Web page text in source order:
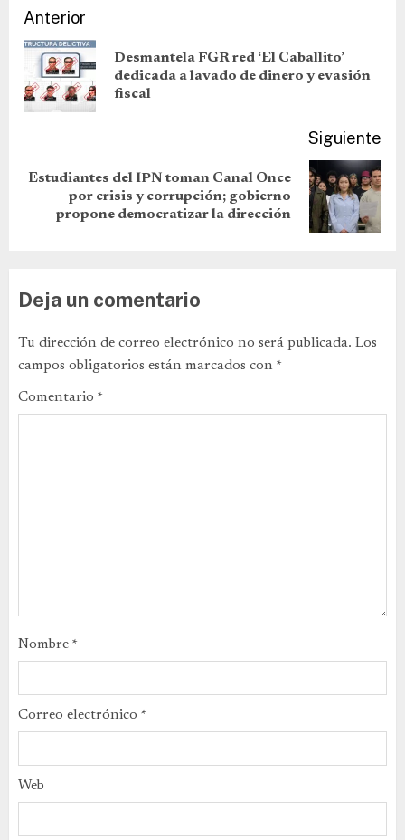
Anterior
Desmantela FGR red ‘El Caballito’
dedicada a lavado de dinero y evasión
fiscal
Siguiente
Estudiantes del IPN toman Canal Once
por crisis y corrupción; gobierno
propone democratizar la dirección
Deja un comentario
Tu dirección de correo electrónico no será publicada. Los
campos obligatorios están marcados con *
Comentario *
Nombre *
Correo electrónico *
Web